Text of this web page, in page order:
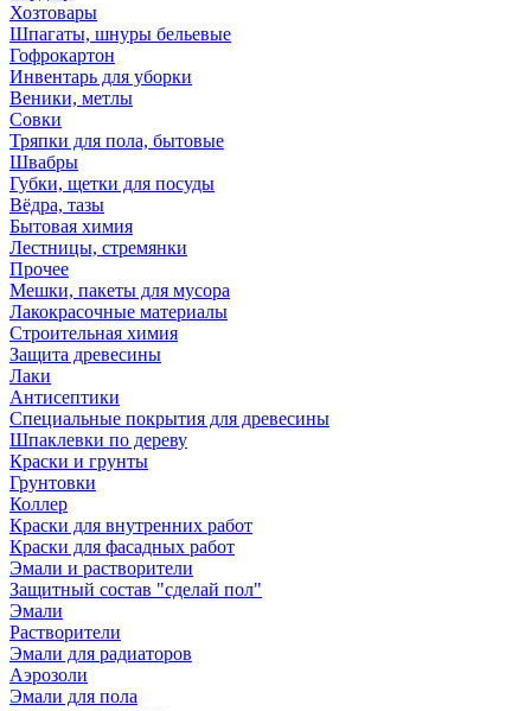
Хозтовары
Шпагаты, шнуры бельевые
Гофрокартон
Инвентарь для уборки
Веники, метлы
Совки
Тряпки для пола, бытовые
Швабры
Губки, щетки для посуды
Вёдра, тазы
Бытовая химия
Лестницы, стремянки
Прочее
Мешки, пакеты для мусора
Лакокрасочные материалы
Строительная химия
Защита древесины
Лаки
Антисептики
Специальные покрытия для древесины
Шпаклевки по дереву
Краски и грунты
Грунтовки
Коллер
Краски для внутренних работ
Краски для фасадных работ
Эмали и растворители
Защитный состав "сделай пол"
Эмали
Растворители
Эмали для радиаторов
Аэрозоли
Эмали для пола